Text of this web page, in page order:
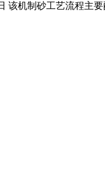
该机制砂工艺流程